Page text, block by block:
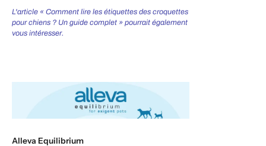
L'article « Comment lire les étiquettes des croquettes
pour chiens ? Un guide complet » pourrait également
vous intéresser.
Alleva Equilibrium